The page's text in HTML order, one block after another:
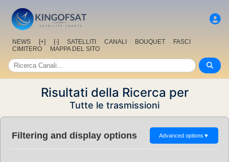
NEWS [+] [-] SATELLITI CANALI BOUQUET
FASCI
CIMITERO
MAPPA DEL SITO
Risultati della Ricerca per
Tutte le trasmissioni
Filtering and display options Advanced options ▼